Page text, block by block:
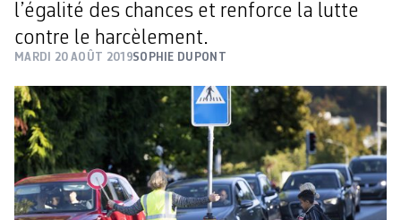
l’égalité des chances et renforce la lutte
contre le harcèlement.
MARDI 20 AOÛT 2019SOPHIE DUPONT